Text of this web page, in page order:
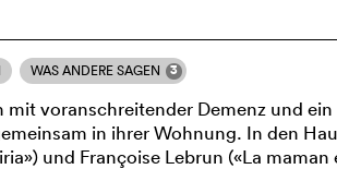
WAS ANDERE SAGEN 3
mit voranschreitender Demenz und
in ihrer Wohnung. In den
und Françoise Lebrun («La maman